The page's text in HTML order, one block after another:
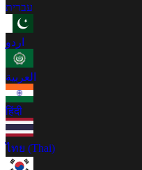
עברית
اردو
العربية
हिंदी
ไทย (Thai)